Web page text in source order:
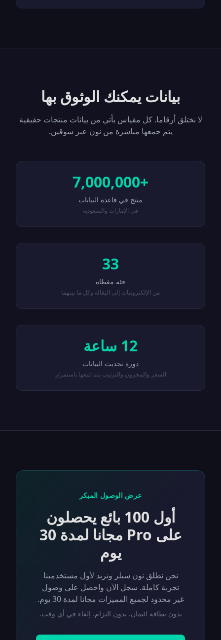
بيانات يمكنك الوثوق بها
لا نختلق أرقاما. كل مقياس يأتي من بيانات منتجات حقيقية
يتم جمعها مباشرة من نون عبر سوقين.
+7,000,000
منتج في قاعدة البيانات
في الإمارات والسعودية
33
فئة مغطاة
من الإلكترونيات إلى البقالة وكل ما بينهما
12 ساعة
دورة تحديث البيانات
السعر والمخزون والترتيب يتم تتبعها باستمرار
عرض الوصول المبكر
أول 100 بائع يحصلون
على Pro مجانا لمدة 30
يوم
نحن نطلق نون سيلر ونريد لأول مستخدمينا
تجربة كاملة. سجل الآن واحصل على وصول
غير محدود لجميع المميزات مجانا لمدة 30 يوم.
بدون بطاقة ائتمان. بدون التزام. إلغاء في أي وقت.